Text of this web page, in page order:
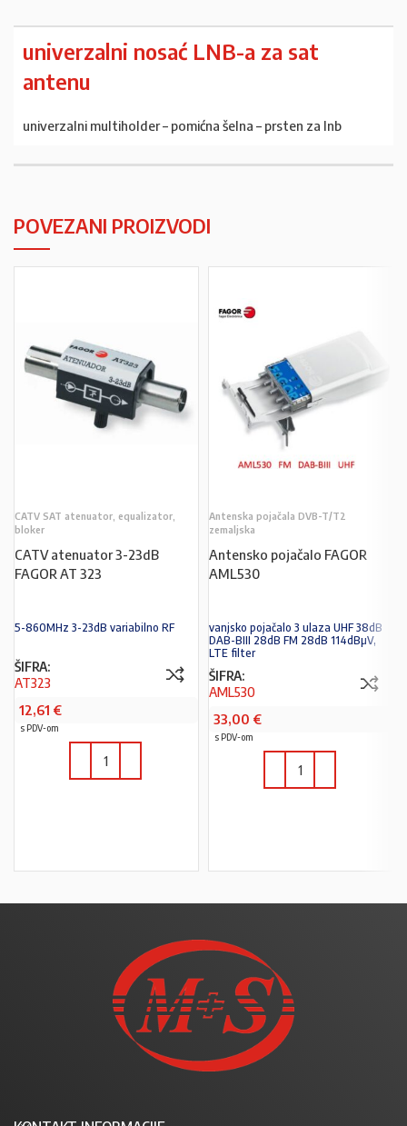
univerzalni nosać LNB-a za sat
antenu
univerzalni multiholder – pomićna šelna – prsten za lnb
POVEZANI PROIZVODI
CATV SAT atenuator, equalizator,
bloker
CATV atenuator 3-23dB
FAGOR AT 323
5-860MHz 3-23dB variabilno RF
ŠIFRA:
AT323
12,61 €
s PDV-om
Antenska pojačala DVB-T/T2
zemaljska
Antensko pojačalo FAGOR
AML530
vanjsko pojačalo 3 ulaza UHF 38dB
DAB-BIII 28dB FM 28dB 114dBµV,
LTE filter
ŠIFRA:
AML530
33,00 €
s PDV-om